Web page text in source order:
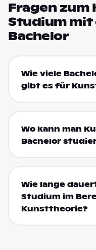
Fragen
Studium mit
Bachelor
Wie viele
gibt es für
Wo kann man
Bachelor
Wie lange
Studium im
Kunsttheorie?